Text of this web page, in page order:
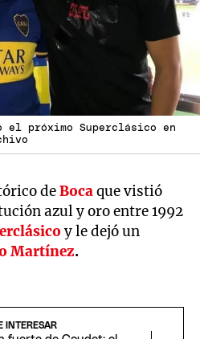
el próximo Superclásico en
deBocaque vistió
azul y oro entre 1992
y le dejó un
Martínez.
INTERESAR